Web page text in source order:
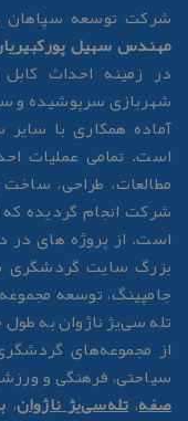
شرکت توسعه سپاهان
مهندس سهیل پورکبیریان
در زمینه احداث کابل
شهربازی سرپوشیده و
آماده همکاری با سایر
است. تمامی عملیات
مطالعات، طراحی، ساخت
شرکت انجام گردیده که
است. از پروژه های در
بزرگ سایت گردشگری
جامپینگ، توسعه مجموعه
تله سی‌یژ ناژوان به طول ۳۵۰۰متر اشاره نمود.
از مجموعه‌های
سیاحتی، فرهنگی و
،تله‌سی‌یژ ناژوان،